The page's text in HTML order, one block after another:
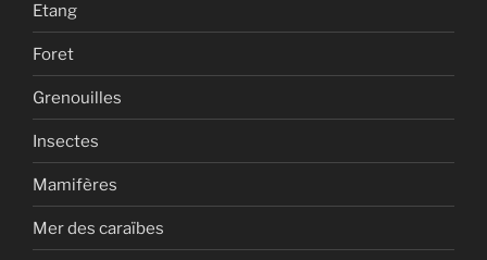
Etang
Foret
Grenouilles
Insectes
Mamifères
Mer des caraïbes